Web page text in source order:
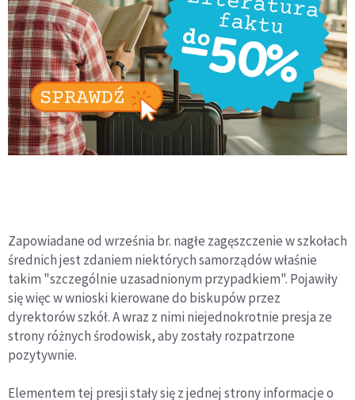
Zapowiadane od września br. nagłe zagęszczenie w szkołach
średnich jest zdaniem niektórych samorządów właśnie
takim "szczególnie uzasadnionym przypadkiem". Pojawiły
się więc w wnioski kierowane do biskupów przez
dyrektorów szkół. A wraz z nimi niejednokrotnie presja ze
strony różnych środowisk, aby zostały rozpatrzone
pozytywnie.
Elementem tej presji stały się z jednej strony informacje o